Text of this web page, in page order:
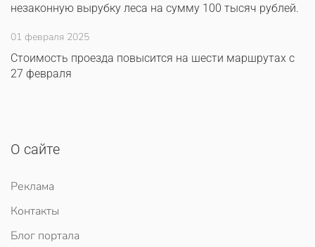
незаконную вырубку леса на сумму 100 тысяч рублей.
01 февраля 2025
Стоимость проезда повысится на шести маршрутах с
27 февраля
О сайте
Реклама
Контакты
Блог портала